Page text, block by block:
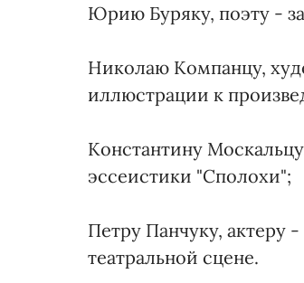
Юрию Буряку, поэту -
Николаю Компанцу,
иллюстрации к
Константину
эссеистики "Сполохи";
Петру Панчуку, актеру
театральной сцене.